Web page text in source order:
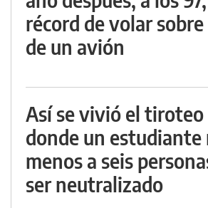
récord de volar sobre
de un avión
Así se vivió el tiroteo
donde un estudiante
menos a seis
ser neutralizado